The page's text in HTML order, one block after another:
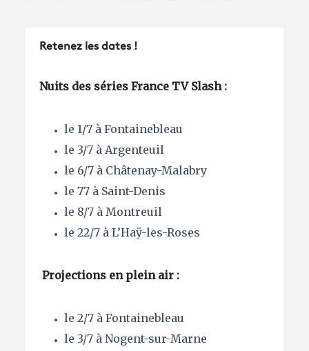
Retenez les dates !
Nuits des séries France TV Slash :
le 1/7 à Fontainebleau
le 3/7 à Argenteuil
le 6/7 à Châtenay-Malabry
le 77 à Saint-Denis
le 8/7 à Montreuil
le 22/7 à L’Haÿ-les-Roses
Projections en plein air :
le 2/7 à Fontainebleau
le 3/7 à Nogent-sur-Marne